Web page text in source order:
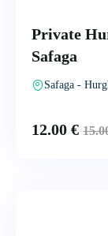
Private
Safaga
Safaga -
12.00 €